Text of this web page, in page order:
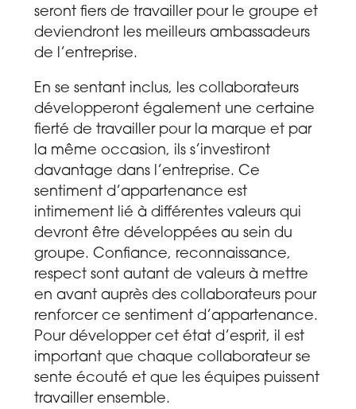
seront fiers de travailler pour le groupe et
deviendront les meilleurs ambassadeurs
de l’entreprise.
En se sentant inclus, les collaborateurs
développeront également une certaine
fierté de travailler pour la marque et par
la même occasion, ils s’investiront
davantage dans l’entreprise. Ce
sentiment d’appartenance est
intimement lié à différentes valeurs qui
devront être développées au sein du
groupe. Confiance, reconnaissance,
respect sont autant de valeurs à mettre
en avant auprès des collaborateurs pour
renforcer ce sentiment d’appartenance.
Pour développer cet état d’esprit, il est
important que chaque collaborateur se
sente écouté et que les équipes puissent
travailler ensemble.